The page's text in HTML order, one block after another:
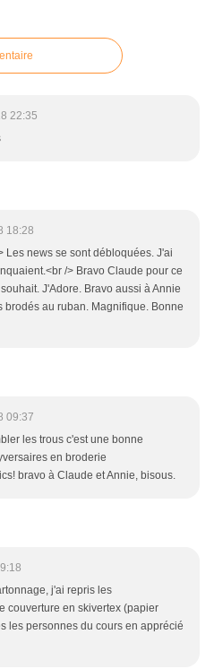
22:35
18:28
Les news se sont débloquées. J'ai
/> Bravo Claude pour ce
J'Adore. Bravo aussi à Annie
brodés au ruban. Magnifique. Bonne
09:37
les trous c'est une bonne
en broderie
bravo à Claude et Annie, bisous.
j'ai repris les
couverture en skivertex (papier
les personnes du cours en apprécié